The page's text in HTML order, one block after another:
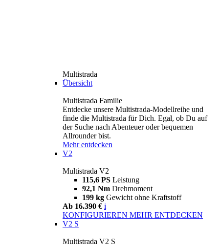
Multistrada
Übersicht
Multistrada Familie
Entdecke unsere Multistrada-Modellreihe und
finde die Multistrada für Dich. Egal, ob Du auf
der Suche nach Abenteuer oder bequemen
Allrounder bist.
Mehr entdecken
V2
Multistrada V2
115,6 PS Leistung
92,1 Nm Drehmoment
199 kg Gewicht ohne Kraftstoff
Ab 16.390 € i
KONFIGURIEREN MEHR ENTDECKEN
V2 S
Multistrada V2 S